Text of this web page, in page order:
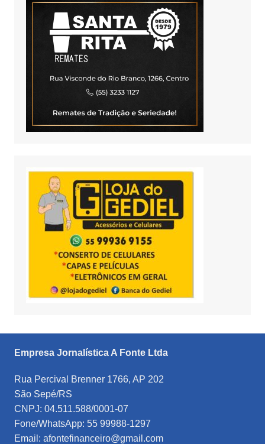
Empresa Jornalística A Fonte Ltda
Rua Percival Brenner 1766, AP 202
São Sepé/RS
CNPJ: 04.511.588/0001-07
Fone/WhatsApp: 55 99988-1297
Email: afontefinanceiro@gmail.com